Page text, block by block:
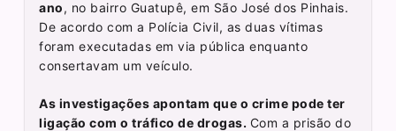
ano, no bairro Guatupê, em São José dos Pinhais.
De acordo com a Polícia Civil, as duas vítimas
foram executadas em via pública enquanto
consertavam um veículo.
As investigações apontam que o crime pode ter
ligação com o tráfico de drogas. Com a prisão do